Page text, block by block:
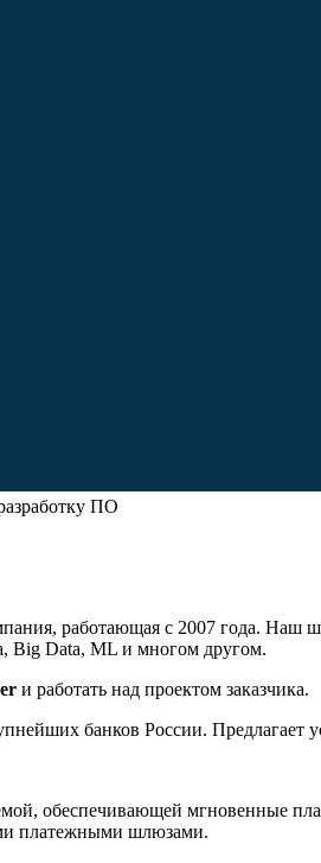
ПО
работающая с 2007 года. Наш
Big Data, ML и многом другом.
и работать над проектом заказчика.
банков России. Предлагает
обеспечивающей мгновенные
платежными шлюзами.